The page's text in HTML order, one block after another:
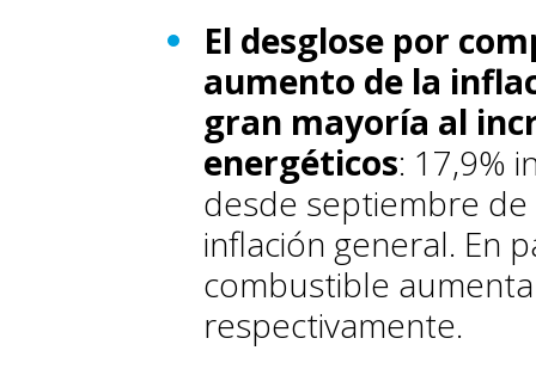
El desglose por
aumento de la
gran mayoría al
energéticos: 17,9%
desde septiembre
inflación general. En
combustible
respectivamente.